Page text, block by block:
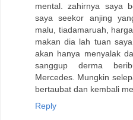
mental. zahirnya saya
saya seekor anjing
malu, tiadamaruah,
makan dia lah tuan
akan hanya menyalak
sanggup derma
Mercedes. Mungkin
bertaubat dan kembali
Reply